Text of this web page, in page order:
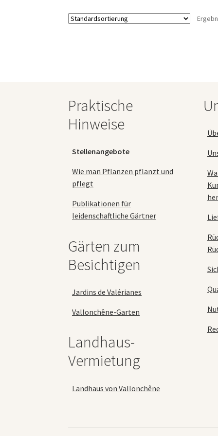
Praktische
Hinweise
Stellenangebote
Wie man Pflanzen pflanzt und
pflegt
Publikationen für
leidenschaftliche Gärtner
Gärten zum
Besichtigen
Jardins de Valérianes
Vallonchêne-Garten
Landhaus-
Vermietung
Landhaus von Vallonchêne